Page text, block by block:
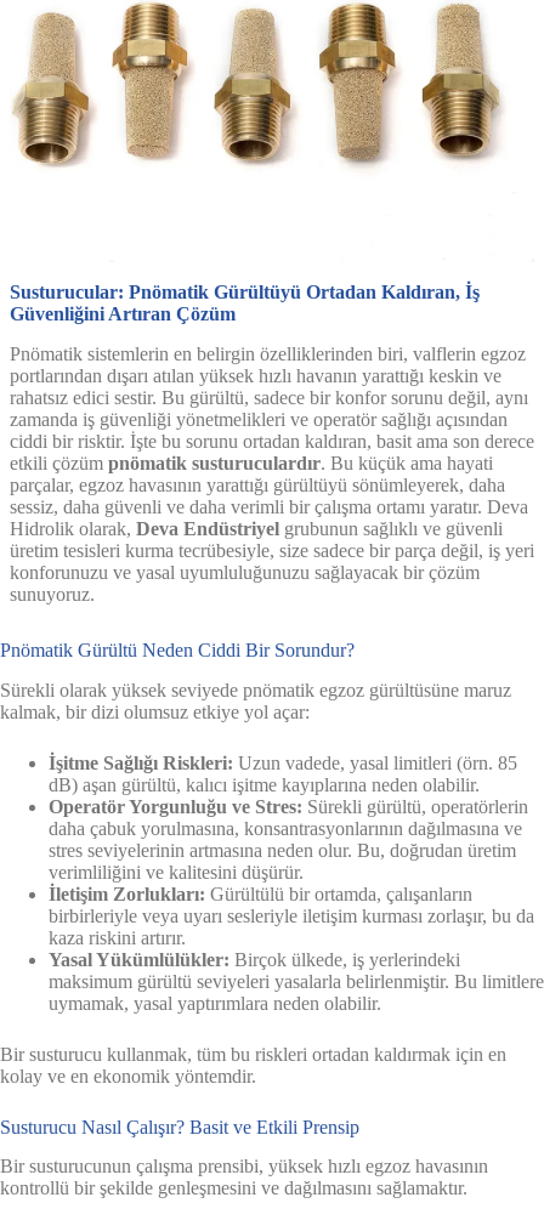
Susturucular: Pnömatik Gürültüyü Ortadan Kaldıran, İş
Güvenliğini Artıran Çözüm
Pnömatik sistemlerin en belirgin özelliklerinden biri, valflerin egzoz
portlarından dışarı atılan yüksek hızlı havanın yarattığı keskin ve
rahatsız edici sestir. Bu gürültü, sadece bir konfor sorunu değil, aynı
zamanda iş güvenliği yönetmelikleri ve operatör sağlığı açısından
ciddi bir risktir. İşte bu sorunu ortadan kaldıran, basit ama son derece
etkili çözüm pnömatik susturuculardır. Bu küçük ama hayati
parçalar, egzoz havasının yarattığı gürültüyü sönümleyerek, daha
sessiz, daha güvenli ve daha verimli bir çalışma ortamı yaratır. Deva
Hidrolik olarak, Deva Endüstriyel grubunun sağlıklı ve güvenli
üretim tesisleri kurma tecrübesiyle, size sadece bir parça değil, iş yeri
konforunuzu ve yasal uyumluluğunuzu sağlayacak bir çözüm
sunuyoruz.
Pnömatik Gürültü Neden Ciddi Bir Sorundur?
Sürekli olarak yüksek seviyede pnömatik egzoz gürültüsüne maruz
kalmak, bir dizi olumsuz etkiye yol açar:
İşitme Sağlığı Riskleri: Uzun vadede, yasal limitleri (örn. 85
dB) aşan gürültü, kalıcı işitme kayıplarına neden olabilir.
Operatör Yorgunluğu ve Stres: Sürekli gürültü, operatörlerin
daha çabuk yorulmasına, konsantrasyonlarının dağılmasına ve
stres seviyelerinin artmasına neden olur. Bu, doğrudan üretim
verimliliğini ve kalitesini düşürür.
İletişim Zorlukları: Gürültülü bir ortamda, çalışanların
birbirleriyle veya uyarı sesleriyle iletişim kurması zorlaşır, bu da
kaza riskini artırır.
Yasal Yükümlülükler: Birçok ülkede, iş yerlerindeki
maksimum gürültü seviyeleri yasalarla belirlenmiştir. Bu limitlere
uymamak, yasal yaptırımlara neden olabilir.
Bir susturucu kullanmak, tüm bu riskleri ortadan kaldırmak için en
kolay ve en ekonomik yöntemdir.
Susturucu Nasıl Çalışır? Basit ve Etkili Prensip
Bir susturucunun çalışma prensibi, yüksek hızlı egzoz havasının
kontrollü bir şekilde genleşmesini ve dağılmasını sağlamaktır.